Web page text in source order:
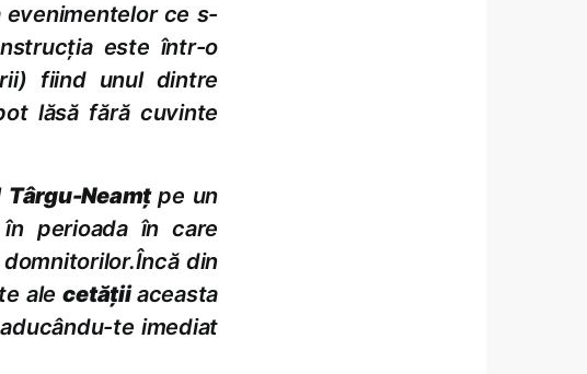
evenimentelor ce s-
este într-o
fiind unul dintre
lăsă fără cuvinte
Târgu-Neamţpe un
perioada în care
Încă din
alecetăţiiaceasta
te imediat